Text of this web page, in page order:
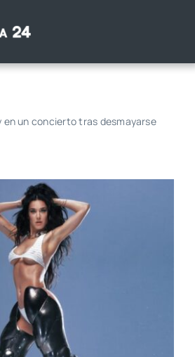
en un concierto tras desmayarse